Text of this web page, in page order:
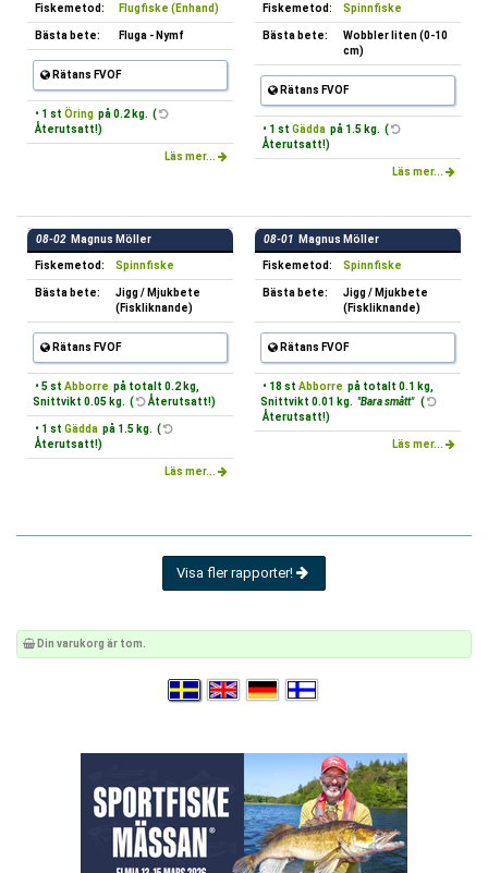
Fiskemetod: Flugfiske (Enhand)
Bästa bete: Fluga - Nymf
Rätans FVOF
• 1 st Öring på 0.2 kg. (
Återutsatt!)
Läs mer...
Fiskemetod: Spinnfiske
Bästa bete:
Wobbler liten (0-10
cm)
Rätans FVOF
• 1 st Gädda på 1.5 kg. (
Återutsatt!)
Läs mer...
08-02 Magnus Möller
Fiskemetod: Spinnfiske
Bästa bete:
Jigg / Mjukbete
(Fiskliknande)
Rätans FVOF
• 5 st Abborre på totalt 0.2 kg,
Snittvikt 0.05 kg. (
Återutsatt!)
• 1 st Gädda på 1.5 kg. (
Återutsatt!)
Läs mer...
08-01 Magnus Möller
Fiskemetod: Spinnfiske
Bästa bete:
Jigg / Mjukbete
(Fiskliknande)
Rätans FVOF
• 18 st Abborre på totalt 0.1 kg,
Snittvikt 0.01 kg. "Bara smått" (
Återutsatt!)
Läs mer...
Visa fler rapporter!
Din varukorg är tom.